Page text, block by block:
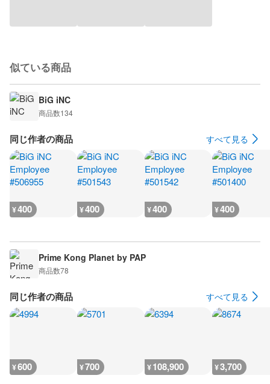
似ている商品
BiG iNC
商品数134
同じ作者の商品 すべて見る
¥400 ¥400 ¥400 ¥400
Prime Kong Planet by PAP
商品数78
同じ作者の商品 すべて見る
¥600 ¥700 ¥108,900 ¥3,700